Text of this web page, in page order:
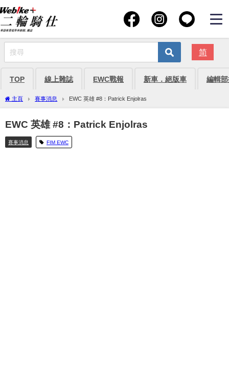
简
TOP 線上雜誌 EWC戰報 新車．絕版車 編輯
主頁 賽事消息 EWC 英雄 #8：Patrick Enjolras
EWC 英雄 #8：Patrick Enjolras
賽事消息 FIM EWC